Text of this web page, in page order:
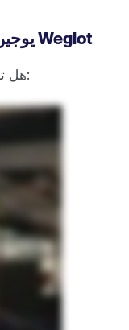
يوجين إرنولت، مدير التسويق في Weglot
هل تريد الملخص؟ شاهد الفيديو الخاص بنا: